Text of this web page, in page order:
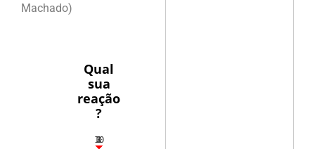
Machado)
Qual
sua
reação
?
3
1
1
2
10